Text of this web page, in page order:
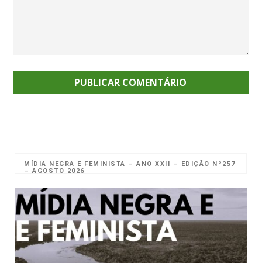
MÍDIA NEGRA E FEMINISTA – ANO XXII – EDIÇÃO Nº257
– AGOSTO 2026